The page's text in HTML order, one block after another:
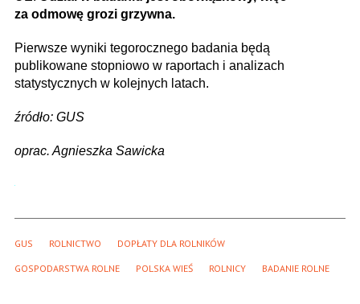
za odmowę grozi grzywna.
Pierwsze wyniki tegorocznego badania będą
publikowane stopniowo w raportach i analizach
statystycznych w kolejnych latach.
źródło: GUS
oprac. Agnieszka Sawicka
GUS ROLNICTWO DOPŁATY DLA ROLNIKÓW
GOSPODARSTWA ROLNE POLSKA WIEŚ ROLNICY BADANIE ROLNE